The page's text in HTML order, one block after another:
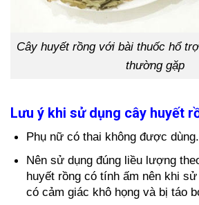
Cây huyết rồng với bài thuốc hổ
thường gặp
Lưu ý khi sử dụng cây huyết
Phụ nữ có thai không được dùng.
Nên sử dụng đúng liều lượng
huyết rồng có tính ấm nên khi
có cảm giác khô họng và bị táo